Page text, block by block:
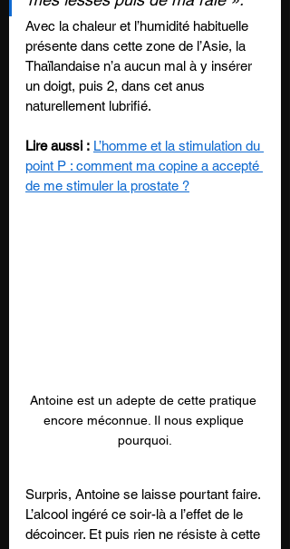
Avec la chaleur et l’humidité habituelle
présente dans cette zone de l’Asie, la
Thaïlandaise n’a aucun mal à y insérer
un doigt, puis 2, dans cet anus
naturellement lubrifié.
Lire aussi : L’homme et la stimulation du
point P : comment ma copine a accepté
de me stimuler la prostate ?
Antoine est un adepte de cette pratique
encore méconnue. Il nous explique
pourquoi.
Surpris, Antoine se laisse pourtant faire.
L’alcool ingéré ce soir-là a l’effet de le
décoincer. Et puis rien ne résiste à cette